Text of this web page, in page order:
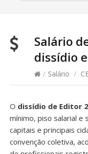
Salário
dissídio
/ Salário /
O dissídio de Editor
mínimo, piso salarial
capitais e principais
convenção coletiva,